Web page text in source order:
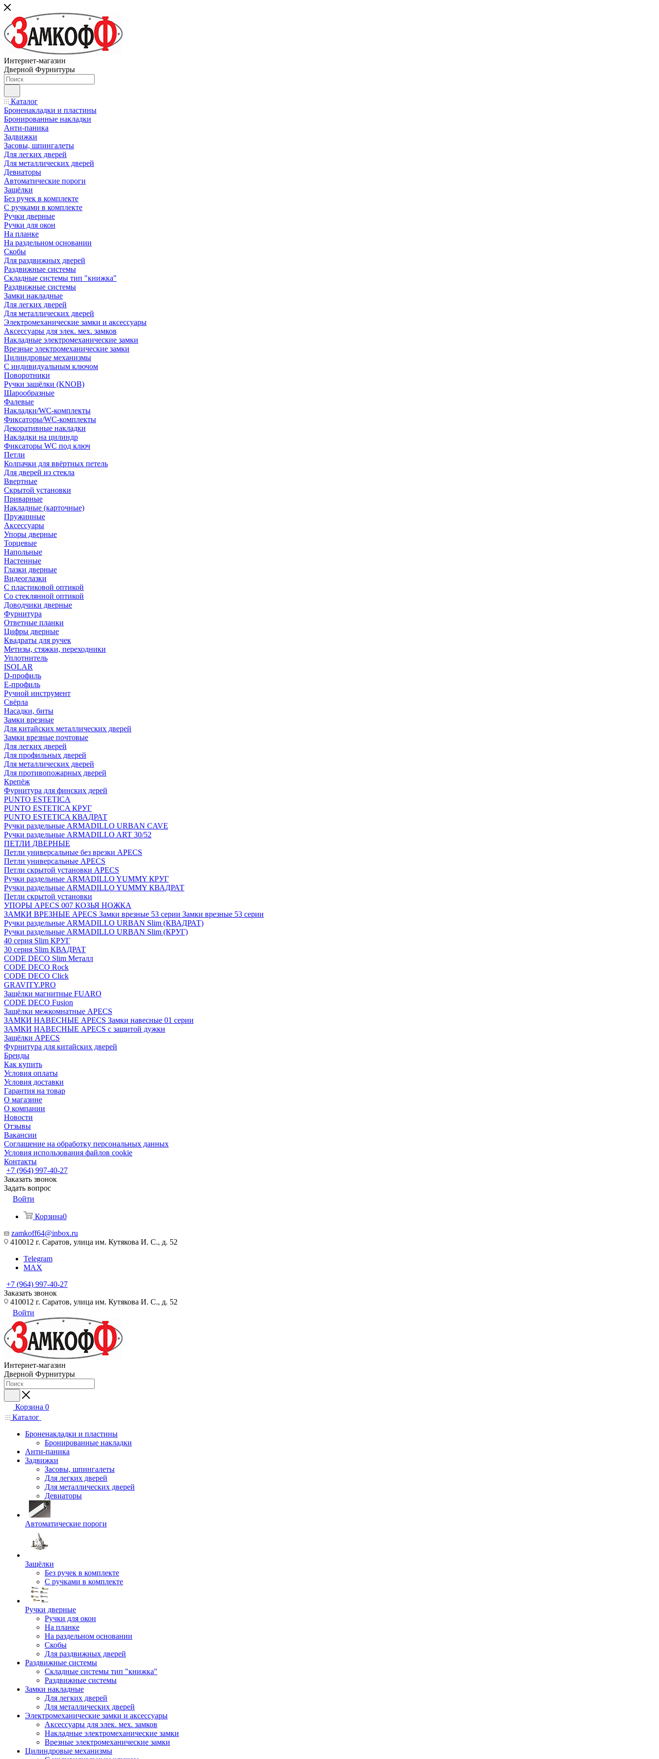
Интернет-магазин
Дверной Фурнитуры
Каталог
Броненакладки и пластины
Бронированные накладки
Анти-паника
Задвижки
Засовы, шпингалеты
Для легких дверей
Для металлических дверей
Девиаторы
Автоматические пороги
Защёлки
Без ручек в комплекте
С ручками в комплекте
Ручки дверные
Ручки для окон
На планке
На раздельном основании
Скобы
Для раздвижных дверей
Раздвижные системы
Складные системы тип "книжка"
Раздвижные системы
Замки накладные
Для легких дверей
Для металлических дверей
Электромеханические замки и аксессуары
Аксессуары для элек. мех. замков
Накладные электромеханические замки
Врезные электромеханические замки
Цилиндровые механизмы
С индивидуальным ключом
Поворотники
Ручки защёлки (KNOB)
Шарообразные
Фалевые
Накладки/WC-комплекты
Фиксаторы/WC-комплекты
Декоративные накладки
Накладки на цилиндр
Фиксаторы WC под ключ
Петли
Колпачки для ввёртных петель
Для дверей из стекла
Ввертные
Скрытой установки
Приварные
Накладные (карточные)
Пружинные
Аксессуары
Упоры дверные
Торцевые
Напольные
Настенные
Глазки дверные
Видеоглазки
С пластиковой оптикой
Со стеклянной оптикой
Доводчики дверные
Фурнитура
Ответные планки
Цифры дверные
Квадраты для ручек
Метизы, стяжки, переходники
Уплотнитель
ISOLAR
D-профиль
Е-профиль
Ручной инструмент
Свёрла
Насадки, биты
Замки врезные
Для китайских металлических дверей
Замки врезные почтовые
Для легких дверей
Для профильных дверей
Для металлических дверей
Для противопожарных дверей
Крепёж
Фурнитура для финских дерей
PUNTO ESTETICA
PUNTO ESTETICA КРУГ
PUNTO ESTETICA КВАДРАТ
Ручки раздельные ARMADILLO URBAN CAVE
Ручки раздельные ARMADILLO ART 30/52
ПЕТЛИ ДВЕРНЫЕ
Петли универсальные без врезки APECS
Петли универсальные APECS
Петли скрытой установки APECS
Ручки раздельные ARMADILLO YUMMY КРУГ
Ручки раздельные ARMADILLO YUMMY КВАДРАТ
Петли скрытой установки
УПОРЫ APECS 007 КОЗЬЯ НОЖКА
ЗАМКИ ВРЕЗНЫЕ APECS Замки врезные 53 серии Замки врезные 53 серии
Ручки раздельные ARMADILLO URBAN Slim (КВАДРАТ)
Ручки раздельные ARMADILLO URBAN Slim (КРУГ)
40 серия Slim КРУГ
30 серия Slim КВАДРАТ
CODE DECO Slim Металл
CODE DECO Rock
CODE DECO Click
GRAVITY.PRO
Защёлки магнитные FUARO
CODE DECO Fusion
Защёлки межкомнатные APECS
ЗАМКИ НАВЕСНЫЕ APECS Замки навесные 01 серии
ЗАМКИ НАВЕСНЫЕ APECS с защитой дужки
Защёлки APECS
Фурнитура для китайских дверей
Бренды
Как купить
Условия оплаты
Условия доставки
Гарантия на товар
О магазине
О компании
Новости
Отзывы
Вакансии
Соглашение на обработку персональных данных
Условия использования файлов cookie
Контакты
+7 (964) 997-40-27
Заказать звонок
Задать вопрос
Войти
Корзина0
zamkoff64@inbox.ru
410012 г. Саратов, улица им. Кутякова И. С., д. 52
Telegram
MAX
+7 (964) 997-40-27
Заказать звонок
410012 г. Саратов, улица им. Кутякова И. С., д. 52
Войти
Интернет-магазин
Дверной Фурнитуры
Корзина 0
Каталог
Броненакладки и пластины
Бронированные накладки
Анти-паника
Задвижки
Засовы, шпингалеты
Для легких дверей
Для металлических дверей
Девиаторы
Автоматические пороги
Защёлки
Без ручек в комплекте
С ручками в комплекте
Ручки дверные
Ручки для окон
На планке
На раздельном основании
Скобы
Для раздвижных дверей
Раздвижные системы
Складные системы тип "книжка"
Раздвижные системы
Замки накладные
Для легких дверей
Для металлических дверей
Электромеханические замки и аксессуары
Аксессуары для элек. мех. замков
Накладные электромеханические замки
Врезные электромеханические замки
Цилиндровые механизмы